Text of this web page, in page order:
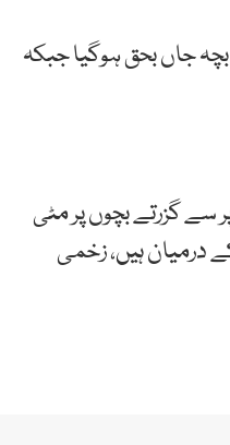
جاں بحق ہوگیا جبکہ
سے گزرتے بچوں پر مٹی
زخمی بچے آپس میں رشتہ دار ہیں جن کی عمریں 6 سے 10 سال کے درمیان ہیں، زخمی